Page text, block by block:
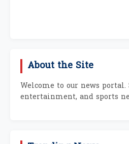
About the Site
Welcome to our news
entertainment, and sports